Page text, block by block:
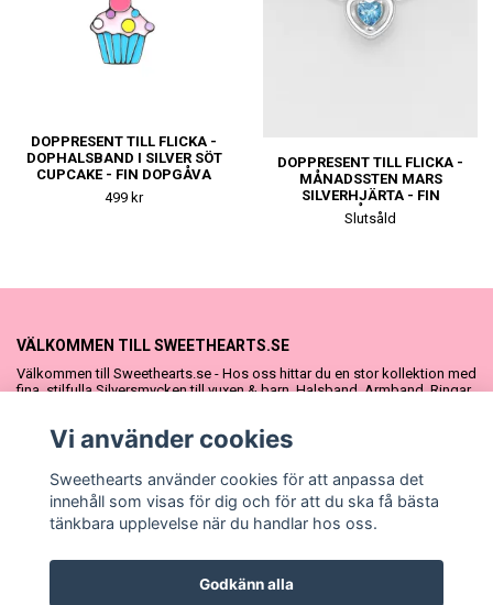
DOPPRESENT TILL FLICKA -
DOPHALSBAND I SILVER SÖT
CUPCAKE - FIN DOPGÅVA
ELLER
NAMNGIVNINGSPRESENT
499 kr
DOPPRESENT TILL FLICKA -
MÅNADSSTEN MARS
SILVERHJÄRTA - FIN
DOPGÅVA ELLER
NAMNGIVNINGSPRESENT
Slutsåld
VÄLKOMMEN TILL SWEETHEARTS.SE
Välkommen till Sweethearts.se - Hos oss hittar du en stor kollektion med
fina, stilfulla Silversmycken till vuxen & barn. Halsband, Armband, Ringar
vår söta Sweethearts kolllektion med barnsmycken, tyllkjolar &
Vi använder cookies
Sweethearts använder cookies för att anpassa det
innehåll som visas för dig och för att du ska få bästa
tänkbara upplevelse när du handlar hos oss.
Godkänn alla